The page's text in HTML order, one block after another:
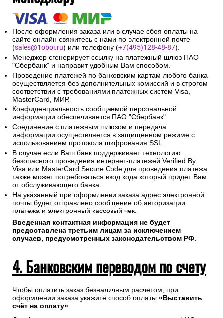
После оформления заказа или в случае сбоя оплаты на
сайте онлайн свяжитесь с нами по электронной почте
(sales@1oboi.ru) или телефону (+7(495)128-48-87).
Менеджер сгенерирует ссылку на платежный шлюз ПАО
"Сбербанк" и направит удобным Вам способом.
Проведение платежей по банковским картам любого банка
осуществляется без дополнительных комиссий и в строгом
соответствии с требованиями платежных систем Visa,
MasterCard, МИР.
Конфиденциальность сообщаемой персональной
информации обеспечивается ПАО "Сбербанк".
Соединение с платежным шлюзом и передача
информации осуществляется в защищенном режиме с
использованием протокола шифрования SSL.
В случае если Ваш банк поддерживает технологию
безопасного проведения интернет-платежей Verified By
Visa или MasterCard Secure Code для проведения платежа
также может потребоваться ввод кода который придет Вам
от обслуживающего банка.
На указанный при оформлении заказа адрес электронной
почты будет отправлено сообщение об авторизации
платежа и электронный кассовый чек.
Введенная контактная информация не будет
предоставлена третьим лицам за исключением
случаев, предусмотренных законодательством РФ.
4. Банковским переводом по счету
Чтобы оплатить заказ безналичным расчетом, при
оформлении заказа укажите способ оплаты «Выставить
счёт на оплату»